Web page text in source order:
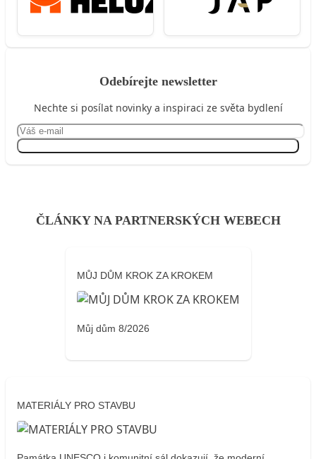
Odebírejte newsletter
Nechte si posílat novinky a inspiraci ze světa bydlení
ČLÁNKY NA PARTNERSKÝCH WEBECH
MŮJ DŮM KROK ZA KROKEM
Můj dům 8/2026
MATERIÁLY PRO STAVBU